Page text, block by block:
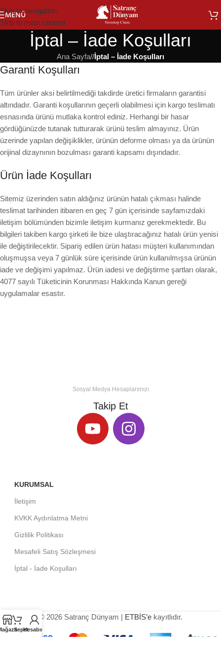
Skip to navigation
Skip to main content
MENÜ
İptal – İade Koşulları
Ana Sayfa/ İptal – İade Koşulları
Garanti Koşulları
Tüm ürünler aksi belirtilmediği takdirde üretici firmaların garantisi
altındadır. Garanti koşullarının geçerli olabilmesi için kargo teslimatı
esnasında ürünü mutlaka kontrol ediniz. Herhangi bir hasar
gördüğünüzde tutanak tutturarak ürünü teslim almayınız. Ürün
üzerinde yapılan değişiklikler, ürünün deforme olması ya da ürünün
orijinal dizaynının bozulması garanti kapsamı dışındadır.
Ürün İade Koşulları
Sitemiz üzerinden satın aldığınız ürünün hatalı çıkması halinde
teslimat tarihinden itibaren en geç 7 gün içerisinde sayfamızdaki
iletişim bölümünden bizimle iletişim kurmanız gerekmektedir. Bu
bilgileri takiben kargo şirketi ile bize ulaştıracağınız hatalı ürün yenisi
ile değiştirilecektir. Sipariş edilen ürün hatası müşteri kullanımından
oluşmuşsa veya 7 günlük süre içerisinde ürün kullanılmışsa ürünün
iade ve değişimi yapılmaz. Ürün iadesi ve değiştirme şartları olarak,
4077 sayılı Tüketicinin Korunması Hakkında Kanun gereği
uygulamalar esastır.
Sosyal Medya Hesaplarımızı
Takip Et
KURUMSAL
İletişim
KVKK Aydınlatma Metni
Gizlilik Politikası
Mesafeli Satış Sözleşmesi
İptal - İade Koşulları
© 2026 Satranç Dünyam | ETBİS’ekayıtlıdır.
SepetHesabım